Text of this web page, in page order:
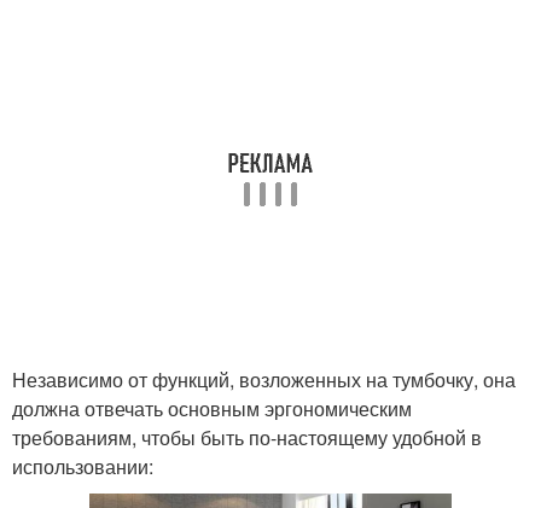
Независимо от функций, возложенных на тумбочку, она
должна отвечать основным эргономическим
требованиям, чтобы быть по-настоящему удобной в
использовании: